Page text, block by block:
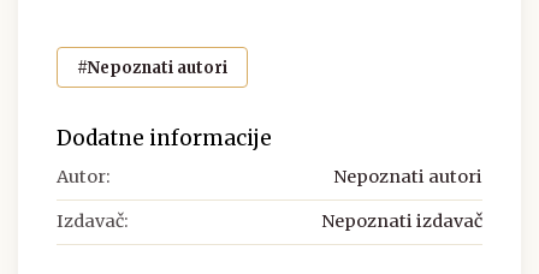
#Nepoznati autori
Dodatne informacije
Autor: Nepoznati autori
Izdavač: Nepoznati izdavač